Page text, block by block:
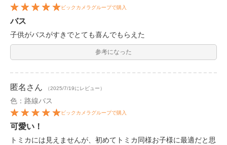
ビックカメラグループで購入
バス
子供がバスがすきでとても喜んでもらえた
参考になった
匿名 さん （2025/7/19にレビュー）
色：路線バス
ビックカメラグループで購入
可愛い！
トミカには見えませんが、初めてトミカ同様お子様に最適だと思